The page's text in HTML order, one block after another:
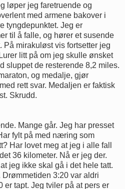
løper jeg faretruende og
med armene bakover i
tyngdepunktet. Jeg er
til å falle, og hører et susende
På mirakuløst vis fortsetter jeg
litt på om jeg skulle ønsket
sluppet de resterende 8,2 miles.
og medalje, gjør
rett svar. Medaljen er faktisk
Skrudd.
Mange går. Jeg har presset
fylt på med næring som
Har lovet meg at jeg i alle fall
36 kilometer. Nå er jeg der.
jeg ikke skal gå i det hele tatt.
3:20 var aldri
er tapt. Jeg tviler på at pers er